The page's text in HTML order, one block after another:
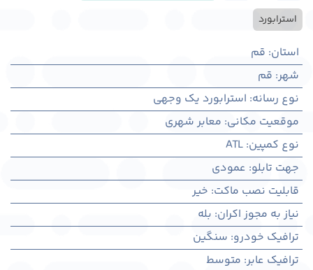
استرابورد
استان: قم
شهر: قم
نوع رسانه: استرابورد یک وجهی
موقعیت مکانی: معابر شهری
نوع کمپین:
ATL
جهت تابلو: عمودی
قابلیت نصب ماکت: خیر
نیاز به مجوز اکران: بله
ترافیک خودرو: سنگین
ترافیک عابر: متوسط